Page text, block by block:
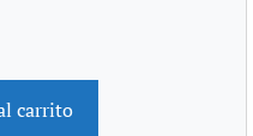
carrito